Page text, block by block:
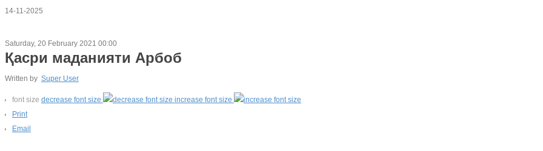
14-11-2025
Saturday, 20 February 2021 00:00
Қасри маданияти Арбоб
Written by Super User
font size decrease font size
increase font size
Print
Email